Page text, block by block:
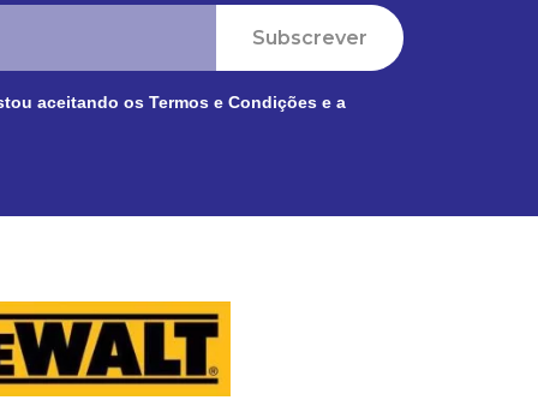
Subscrever
aceitando os Termos e Condições e a